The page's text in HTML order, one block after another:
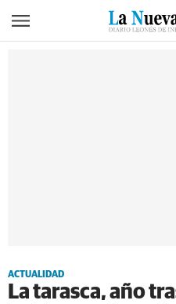
ACTUALIDAD
La tarasca, año